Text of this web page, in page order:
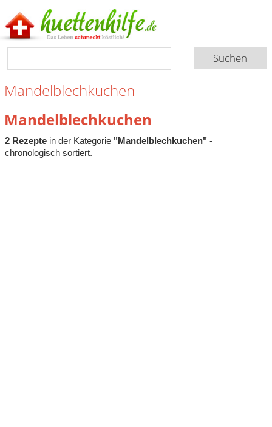
Mandelblechkuchen
Mandelblechkuchen
2 Rezeptein der Kategorie "Mandelblechkuchen" -
chronologisch sortiert.